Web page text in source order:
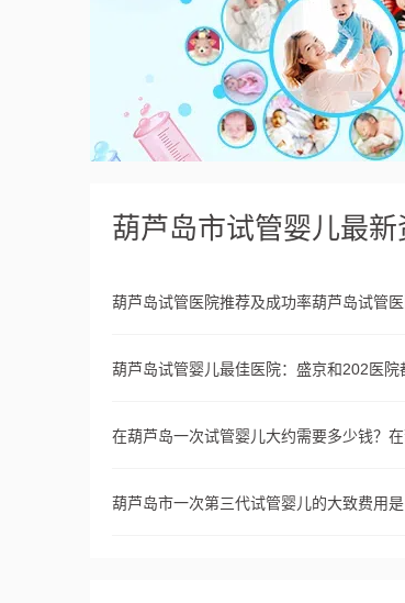
葫芦岛市试管婴儿最新
葫芦岛试管医院推荐及成功率葫芦岛试管